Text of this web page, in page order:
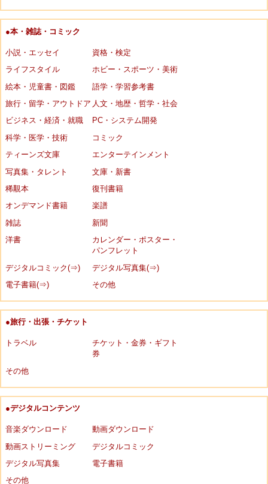
●本・雑誌・コミック
小説・エッセイ
資格・検定
ライフスタイル
ホビー・スポーツ・美術
絵本・児童書・図鑑
語学・学習参考書
旅行・留学・アウトドア 人文・地歴・哲学・社会
ビジネス・経済・就職
PC・システム開発
科学・医学・技術
コミック
ティーンズ文庫
エンターテインメント
写真集・タレント
文庫・新書
稀覯本
復刊書籍
オンデマンド書籍
楽譜
雑誌
新聞
洋書
カレンダー・ポスター・
パンフレット
デジタルコミック(⇒)
デジタル写真集(⇒)
電子書籍(⇒)
その他
●旅行・出張・チケット
トラベル
チケット・金券・ギフト
券
その他
●デジタルコンテンツ
音楽ダウンロード
動画ダウンロード
動画ストリーミング
デジタルコミック
デジタル写真集
電子書籍
その他